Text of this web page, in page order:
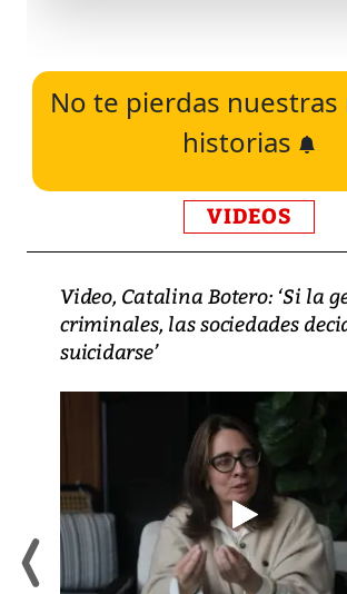
No te pierdas
historias
VIDEOS
Video, Catalina Botero: ‘Si la
criminales, las sociedades
suicidarse’